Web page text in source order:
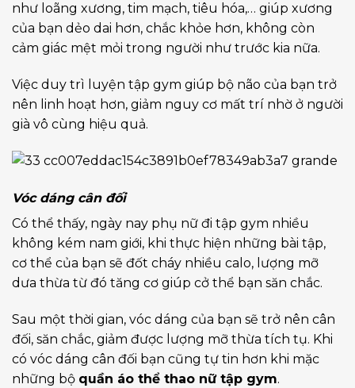
như loãng xương, tim mạch, tiêu hóa,… giúp xương
của bạn dẻo dai hơn, chắc khỏe hơn, không còn
cảm giác mệt mỏi trong người như trước kia nữa.
Việc duy trì luyện tập gym giúp bộ não của bạn trở
nên linh hoạt hơn, giảm nguy cơ mất trí nhờ ở người
già vô cùng hiệu quả.
Vóc dáng cân đối
Có thể thấy, ngày nay phụ nữ đi tập gym nhiều
không kém nam giới, khi thực hiện những bài tập,
cơ thể của bạn sẽ đốt cháy nhiều calo, lượng mỡ
dưa thừa từ đó tăng cơ giúp cở thể bạn săn chắc.
Sau một thời gian, vóc dáng của bạn sẽ trở nên cân
đối, săn chắc, giảm được lượng mỡ thừa tích tụ. Khi
có vóc dáng cân đối bạn cũng tự tin hơn khi mặc
những bộ quần áo thể thao nữ tập gym.